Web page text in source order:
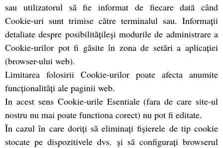
sau utilizatorul să fie informat de fiecare dată când
Cookie-uri sunt trimise către terminalul sau. Informaţii
detaliate despre posibilităţileşi modurile de administrare a
Cookie-urilor pot fi găsite în zona de setări a aplicaţiei
(browser-ului web).
Limitarea folosirii Cookie-urilor poate afecta anumite
funcţionalităţi ale paginii web.
In acest sens Cookie-urile Esentiale (fara de care site-ul
nostru nu mai poate functiona corect) nu pot fi editate.
În cazul în care doriți să eliminați fișierele de tip cookie
stocate pe dispozitivele dvs. și să configurați browserul